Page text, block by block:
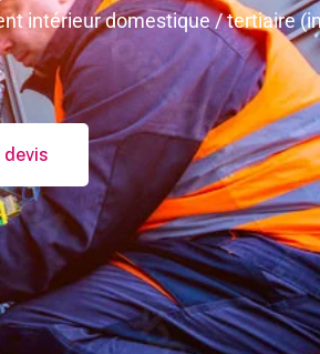
intérieur domestique / tertiaire
devis